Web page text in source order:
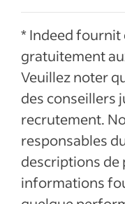
* Indeed
gratuitement
Veuillez noter
des conseillers
recrutement.
responsables
descriptions de
informations